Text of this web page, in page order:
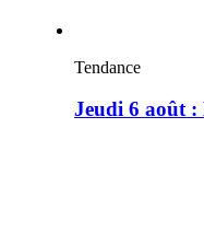
Tendance
Jeudi 6 août